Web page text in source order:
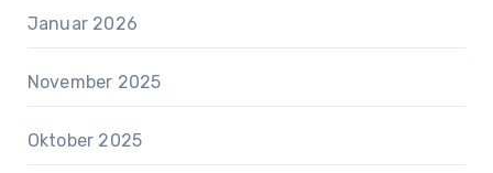
Januar 2026
November 2025
Oktober 2025